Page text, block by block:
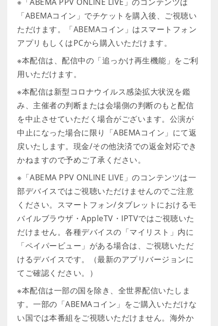
「ABEMAコイン」でチケットを購入後、ご視聴い
ただけます。「ABEMAコイン」はスマートフォン
アプリもしくはPCから購入いただけます。
※本配信は、配信中の「追っかけ再生機能」をご利
用いただけます。
※本配信は新型コロナウイルス感染拡大状況を鑑
み、主催者の判断または会場側の判断のもと配信
を中止させていただく場合がございます。公演が
中止になった場合に限り「ABEMAコイン」にて返
戻いたします。現金/その他決済での返金対応でき
かねますので予めご了承ください。
※「ABEMA PPV ONLINE LIVE」のコンテンツは一
部デバイスではご視聴いただけませんのでご注意
ください。スマートフォン/タブレットにおけるモ
バイルブラウザ・AppleTV・IPTVではご視聴いた
だけません。各種デバイスの「マイリスト」内に
「ペイパービュー」がある場合は、ご視聴いただ
けるデバイスです。（最新のアプリバージョンに
てご確認ください。）
※本配信は一部の国を除き、全世界配信いたしま
す。一部の「ABEMAコイン」をご購入いただけな
い国では本番組をご視聴いただけません。海外か